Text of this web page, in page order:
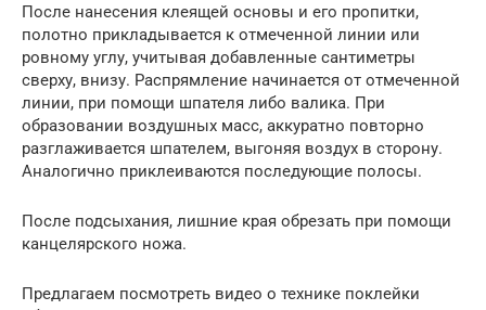
После нанесения клеящей основы и его пропитки,
полотно прикладывается к отмеченной линии или
ровному углу, учитывая добавленные сантиметры
сверху, внизу. Распрямление начинается от отмеченной
линии, при помощи шпателя либо валика. При
образовании воздушных масс, аккуратно повторно
разглаживается шпателем, выгоняя воздух в сторону.
Аналогично приклеиваются последующие полосы.
После подсыхания, лишние края обрезать при помощи
канцелярского ножа.
Предлагаем посмотреть видео о технике поклейки